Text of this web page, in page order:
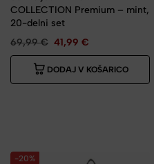
COLLECTION Premium – mint,
20-delni set
69,99€ 41,99 €
DODAJ V KOŠARICO
-20%